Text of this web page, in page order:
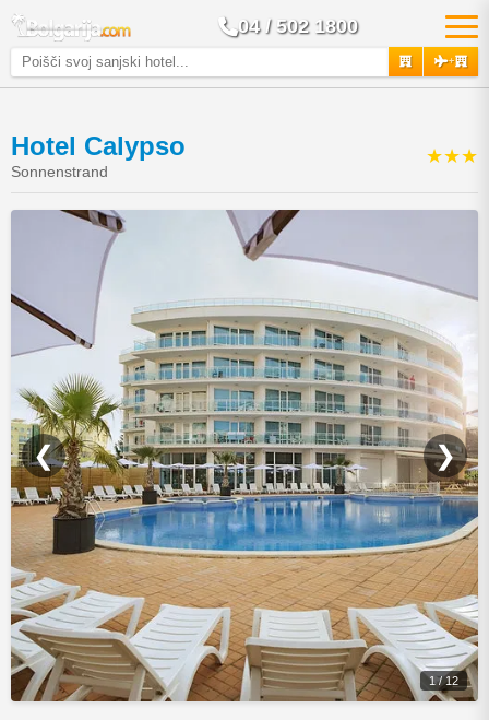
04 / 502 1800
+
Hotel Calypso
Sonnenstrand
★★★
❮ ❯
1 / 12